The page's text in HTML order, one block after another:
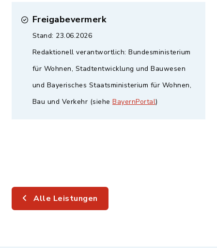
Freigabevermerk
Stand: 23.06.2026
Redaktionell verantwortlich: Bundesministerium
für Wohnen, Stadtentwicklung und Bauwesen
und Bayerisches Staatsministerium für Wohnen,
Bau und Verkehr (siehe BayernPortal)
Alle Leistungen